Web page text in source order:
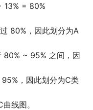
13% = 80%
80%，因此划分为A
80% ~ 95% 之间，因
，因此划分为C类
线图。